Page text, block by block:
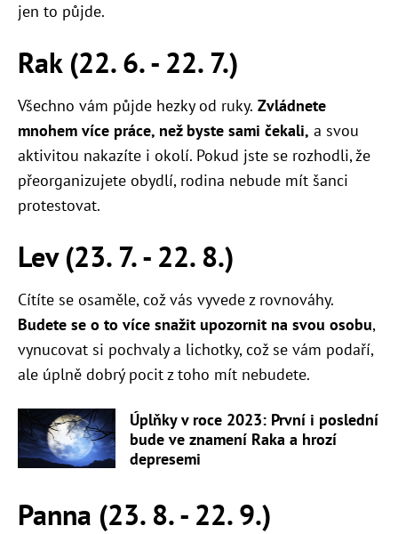
jen to půjde.
Rak (22. 6. - 22. 7.)
Všechno vám půjde hezky od ruky. Zvládnete
mnohem více práce, než byste sami čekali, a svou
aktivitou nakazíte i okolí. Pokud jste se rozhodli, že
přeorganizujete obydlí, rodina nebude mít šanci
protestovat.
Lev (23. 7. - 22. 8.)
Cítíte se osaměle, což vás vyvede z rovnováhy.
Budete se o to více snažit upozornit na svou osobu,
vynucovat si pochvaly a lichotky, což se vám podaří,
ale úplně dobrý pocit z toho mít nebudete.
Úplňky v roce 2023: První i poslední
bude ve znamení Raka a hrozí
depresemi
Panna (23. 8. - 22. 9.)